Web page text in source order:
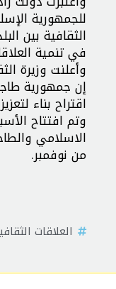
للجمهورية
الثقافية بين
في تنمية
وأعلنت وزيرة
إن جمهورية
اقتراح بناء
وتم افتتاح
الاسلامي
من نوفمبر.
العلاقات